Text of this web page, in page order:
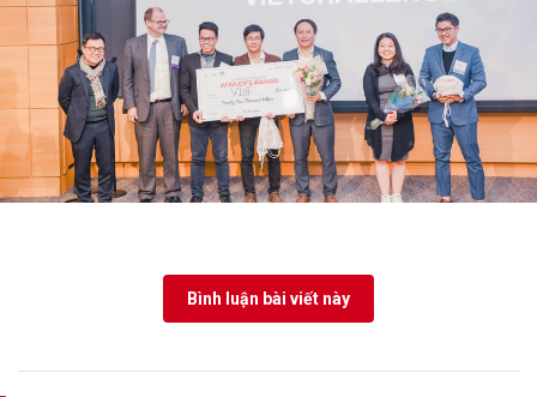
Bình luận bài viết này